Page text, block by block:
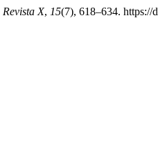
Revista X, 15(7), 618–634. https://